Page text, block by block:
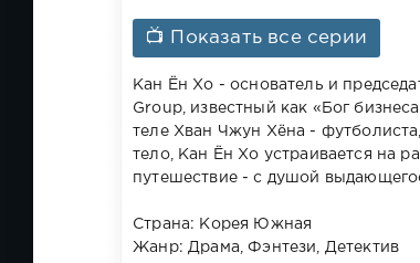
📺 Показать все серии
Кан Ён Хо - основатель и
Group, известный как «Бог
теле Хван Чжун Хёна -
тело, Кан Ён Хо устраивается на
путешествие - с душой
Страна: Корея Южная
Жанр: Драма, Фэнтези, Детектив